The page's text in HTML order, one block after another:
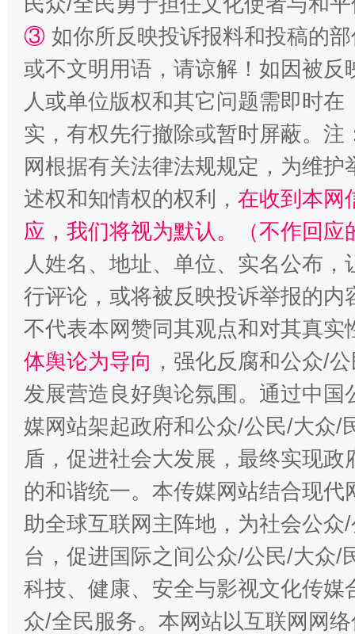
招工难、用工荒背后
③ 如你所反映投诉报料和投稿的
或不文明用语，请谅解！如因被
人或单位版权和其它问题需即时在
实，有权先行撤除或暂时屏蔽。
网根据有关法律法规规定，为维
述权和知情权的权利， 在收到本网
应，我们将视为默认。（不作回应
人姓名、地址、单位、实名公布
行评论，或将被反映投诉举报的
不代表本网赞同其观点和对其真实
体舆论为导向 ，强化反腐和公众/
发展营造良好舆论氛围。通过中
媒网站架起政府和公众/公民/大众/
盾，促进社会大发展，最终实现
的和谐统一。本传媒网站结合现
助全球互联网主阵地，为社会公
台，促进国际之间公众/公民/大众/
科技、健康、安全与影视文化传
众/全民服务。本网站以互联网网